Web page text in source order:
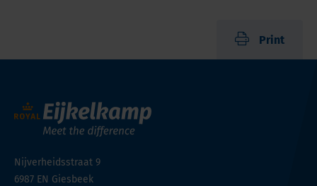
Print
Nijverheidsstraat 9
6987 EN Giesbeek